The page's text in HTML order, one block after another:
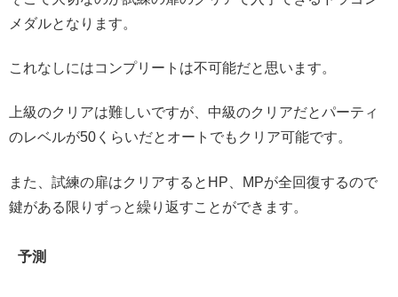
メダルとなります。
これなしにはコンプリートは不可能だと思います。
上級のクリアは難しいですが、中級のクリアだとパーティ
のレベルが50くらいだとオートでもクリア可能です。
また、試練の扉はクリアするとHP、MPが全回復するので
鍵がある限りずっと繰り返すことができます。
予測